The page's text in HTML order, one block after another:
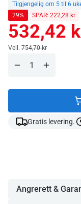
Tilgjengelig om 5 til 6
29%
SPAR: 222,28 kr
Ordinær
pris
532,42
Ordinær pris
Veil. 754,70 kr
Gratis levering.
Angrerett &